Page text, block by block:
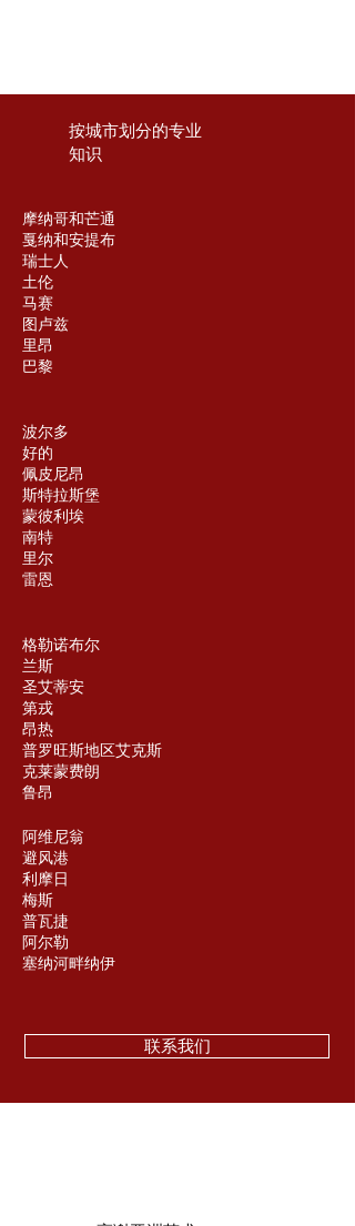
按城市划分的专业
知识
摩纳哥和芒通
戛纳和安提布
瑞士人
土伦
马赛
图卢兹
里昂
巴黎
波尔多
好的
佩皮尼昂
斯特拉斯堡
蒙彼利埃
南特
里尔
雷恩
格勒诺布尔
兰斯
圣艾蒂安
第戎
昂热
普罗旺斯地区艾克斯
克莱蒙费朗
鲁昂
阿维尼翁
避风港
利摩日
梅斯
普瓦捷
阿尔勒
塞纳河畔纳伊
联系我们